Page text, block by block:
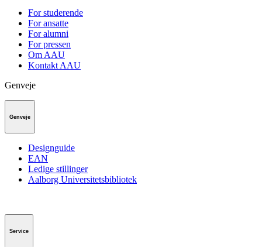
For studerende
For ansatte
For alumni
For pressen
Om AAU
Kontakt AAU
Genveje
Genveje
Designguide
EAN
Ledige stillinger
Aalborg Universitetsbibliotek
Service